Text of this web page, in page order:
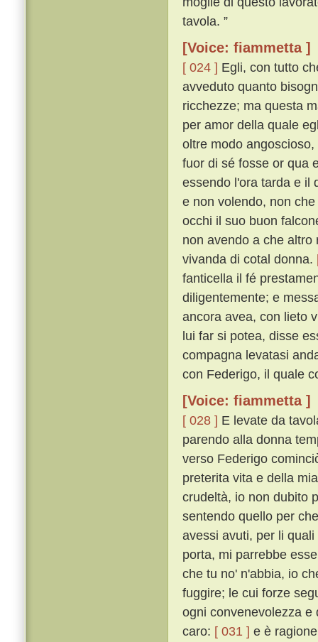
tavola. ”
[Voice: fiammetta ]
[ 024 ] Egli, con tutto
avveduto quanto
ricchezze; ma questa
per amor della quale
oltre modo
fuor di sé fosse or qua
essendo l'ora tarda e il
e non volendo, non
occhi il suo buon
non avendo a che
vivanda di cotal donna.
fanticella il fé
diligentemente; e
ancora avea, con lieto
lui far si potea, disse
compagna levatasi
con Federigo, il quale
[Voice: fiammetta ]
[ 028 ] E levate da
parendo alla donna
verso Federigo
preterita vita e della
crudeltà, io non dubito
sentendo quello per
avessi avuti, per li
porta, mi parrebbe
che tu no' n'abbia, io
fuggire; le cui forze
ogni convenevolezza e
caro: [ 031 ] e è